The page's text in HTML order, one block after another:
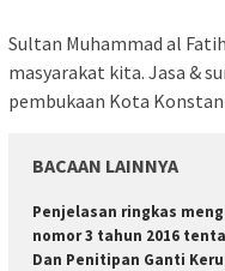
Sultan Muhammad al
masyarakat kita. Jasa &
pembukaan Kota
BACAAN LAINNYA
Penjelasan ringkas
nomor 3 tahun 2016
Dan Penitipan Ganti